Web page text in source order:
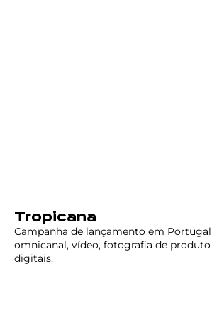
Tropicana
Campanha de lançamento em
omnicanal, vídeo, fotografia de
digitais.